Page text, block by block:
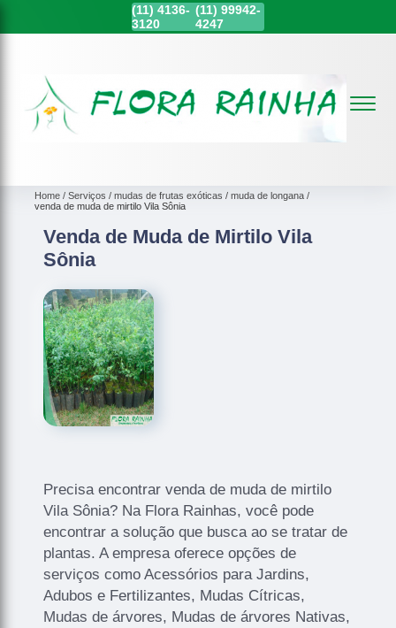
(11) 4136-
3120
(11)99942-
4247
Home Serviços mudas de frutas exóticas
muda de longana
venda de muda de mirtilo Vila Sônia
Venda de Muda de Mirtilo Vila
Sônia
Precisa encontrar venda de muda de mirtilo
Vila Sônia? Na Flora Rainhas, você pode
encontrar a solução que busca ao se tratar de
plantas. A empresa oferece opções de
serviços como Acessórios para Jardins,
Adubos e Fertilizantes, Mudas Cítricas,
Mudas de árvores, Mudas de árvores Nativas,